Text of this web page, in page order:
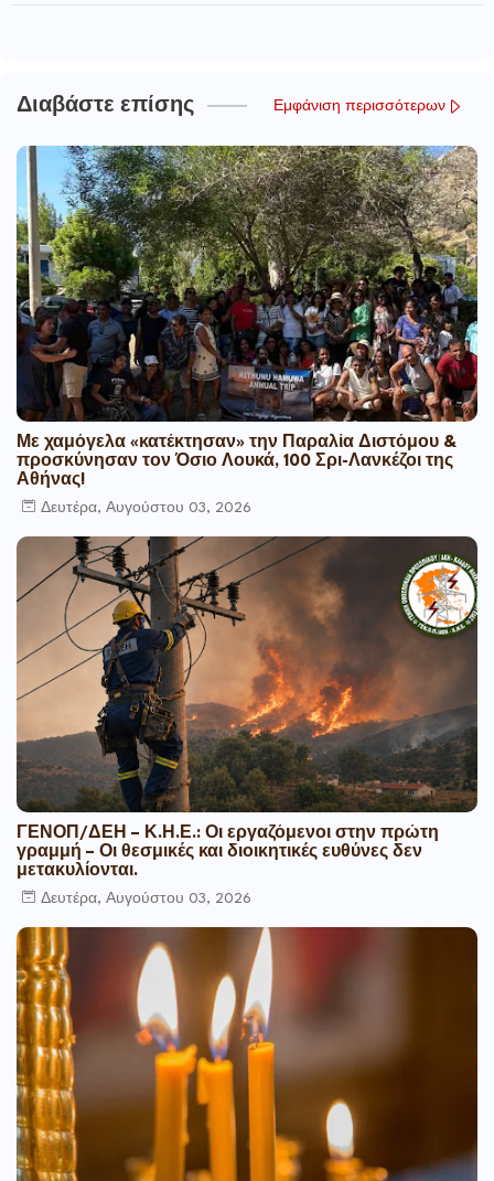
Διαβάστε επίσης Εμφάνιση περισσότερων
Με χαμόγελα «κατέκτησαν» την Παραλία Διστόμου &
προσκύνησαν τον Όσιο Λουκά, 100 Σρι-Λανκέζοι της
Αθήνας!
Δευτέρα, Αυγούστου 03, 2026
ΓΕΝΟΠ/ΔΕΗ – Κ.Η.Ε.: Οι εργαζόμενοι στην πρώτη
γραμμή – Οι θεσμικές και διοικητικές ευθύνες δεν
μετακυλίονται.
Δευτέρα, Αυγούστου 03, 2026